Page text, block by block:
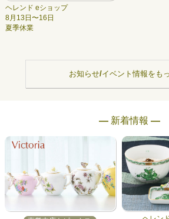
ヘレンド eショップ
8月13日〜16日
夏季休業
お知らせ/イベント情報をも
― 新着情報 ―